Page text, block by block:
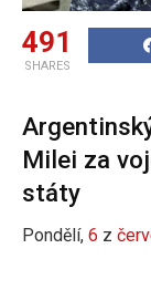
491
SHARES
Milei za
státy
Pondělí, 6 z